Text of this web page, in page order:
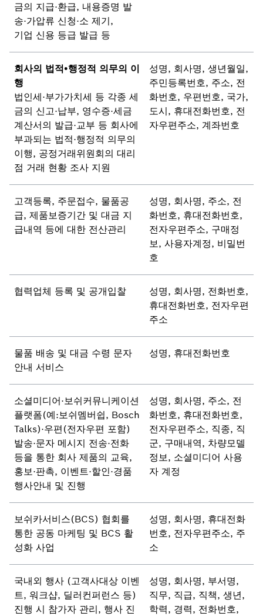
금의 지급·환급, 내용증명 발
송·가압류 신청·소 제기,
기업 신용 등급 발급 등
회사의 법적•행정적 의무의 이
행
법인세·부가가치세 등 각종 세
금의 신고·납부, 영수증·세금
계산서의 발급·교부 등 회사에
부과되는 법적·행정적 의무의
이행, 공정거래위원회의 대리
점 거래 현황 조사 지원
성명, 회사명, 생년월일,
주민등록번호, 주소, 전
화번호, 우편번호, 국가,
도시, 휴대전화번호, 전
자우편주소, 계좌번호
고객등록, 주문접수, 물품공
급, 제품보증기간 및 대금 지
급내역 등에 대한 전산관리
성명, 회사명, 주소, 전
화번호, 휴대전화번호,
전자우편주소, 구매정
보, 사용자계정, 비밀번
호
협력업체 등록 및 공개입찰
성명, 회사명, 전화번호,
휴대전화번호, 전자우편
주소
물품 배송 및 대금 수령 문자
안내 서비스
성명, 휴대전화번호
소셜미디어·보쉬커뮤니케이션
플랫폼(예:보쉬멤버쉽, Bosch
Talks)·우편(전자우편 포함)
발송·문자 메시지 전송·전화
등을 통한 회사 제품의 교육,
홍보·판촉, 이벤트·할인·경품
행사안내 및 진행
성명, 회사명, 주소, 전
화번호, 휴대전화번호,
전자우편주소, 직종, 직
군, 구매내역, 차량모델
정보, 소셜미디어 사용
자 계정
보쉬카서비스(BCS) 협회를
통한 공동 마케팅 및 BCS 활
성화 사업
성명, 회사명, 휴대전화
번호, 전자우편주소, 주
소
국내외 행사 (고객사대상 이벤
트, 워크샵, 딜러컨퍼런스 등)
진행 시 참가자 관리, 행사 진
성명, 회사명, 부서명,
직무, 직급, 직책, 생년,
학력, 경력, 전화번호,